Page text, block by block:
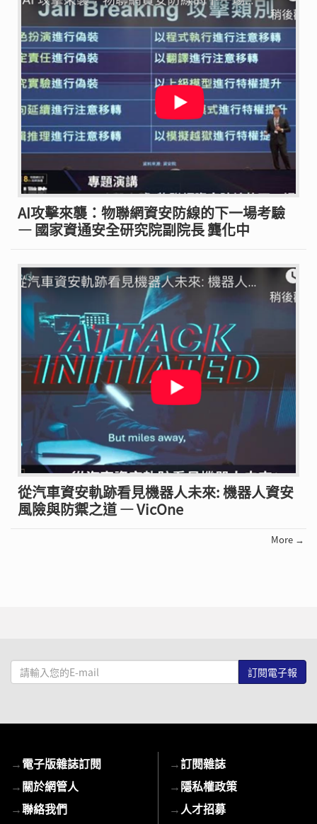
AI攻擊來襲：物聯網資安防線的下一場考驗
— 國家資通安全研究院副院長 龔化中
從汽車資安軌跡看見機器人未來: 機器人資安
風險與防禦之道 — VicOne
More →
請
輸
mail
→電子版雜誌訂閱
→關於網管人
→聯絡我們
→訂閱雜誌
→隱私權政策
→人才招募